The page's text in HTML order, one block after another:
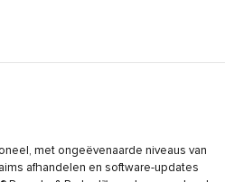
met ongeëvenaarde niveaus van
afhandelen en software-updates